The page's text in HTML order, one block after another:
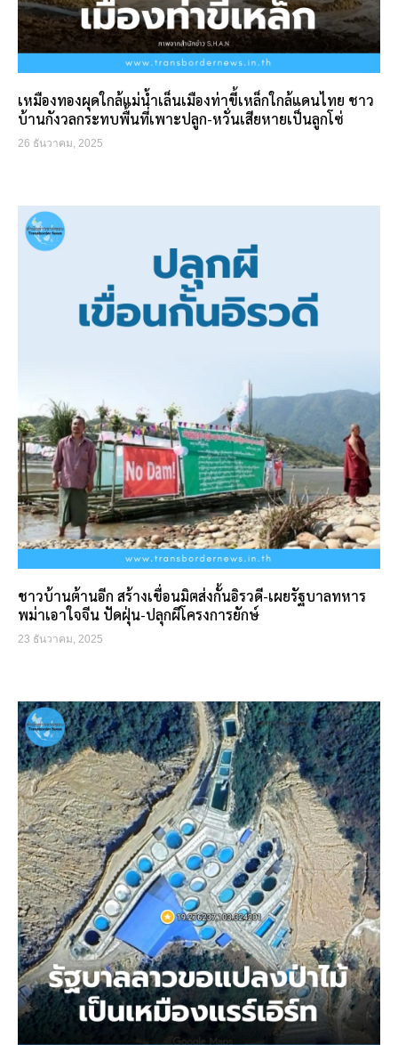
เหมืองทองผุดใกล้แม่น้ำเล็นเมืองท่าขี้เหล็กใกล้แดนไทย ชาว
บ้านกังวลกระทบพื้นที่เพาะปลูก-หวั่นเสียหายเป็นลูกโซ่
26 ธันวาคม, 2025
ชาวบ้านต้านอีก สร้างเขื่อนมิตส่งกั้นอิรวดี-เผยรัฐบาลทหาร
พม่าเอาใจจีน ปัดฝุ่น-ปลุกผีโครงการยักษ์
23 ธันวาคม, 2025